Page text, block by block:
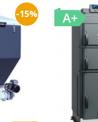
-15%